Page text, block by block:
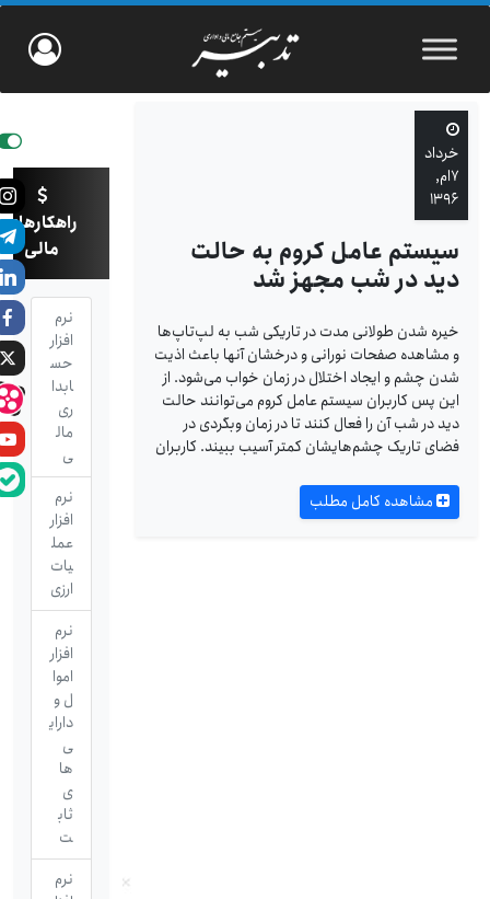
خرداد
۷ام,
۱۳۹۶
سیستم عامل کروم به حالت
دید در شب مجهز شد
خیره شدن طولانی مدت در تاریکی شب به لپ‌تاپ‌ها
و مشاهده صفحات نورانی و درخشان آنها باعث اذیت
شدن چشم و ایجاد اختلال در زمان خواب می‌شود. از
این پس کاربران سیستم عامل کروم می‌توانند حالت
دید در شب آن را فعال کنند تا در زمان وبگردی در
فضای تاریک چشم‌هایشان کمتر آسیب ببیند. کاربران
مشاهده کامل مطلب
راهکارهای
مالی
نرم
افزار
حس
ابدا
ری
مال
ی
نرم
افزار
عمل
یات
ارزی
نرم
افزار
اموا
ل و
دارای
ی
ها
ی
ثاب
ت
نرم